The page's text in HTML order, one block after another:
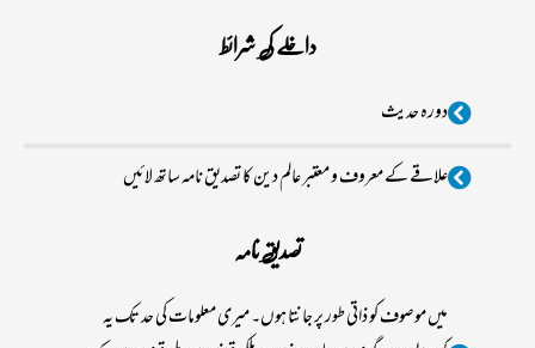
داخلے کی شرائط
دورہ حدیث
علاقے کے معروف و معتبر عالم دین کا تصدیق نامہ ساتھ لائیں
تصدیق نامہ
میں موصوف کو ذاتی طور پر جانتا ہوں۔ میری معلومات کی حد تک یہ